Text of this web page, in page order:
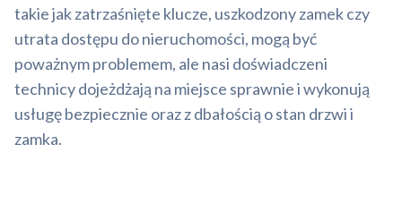
takie jak zatrzaśnięte klucze, uszkodzony zamek czy
utrata dostępu do nieruchomości, mogą być
poważnym problemem, ale nasi doświadczeni
technicy dojeżdżają na miejsce sprawnie i wykonują
usługę bezpiecznie oraz z dbałością o stan drzwi i
zamka.